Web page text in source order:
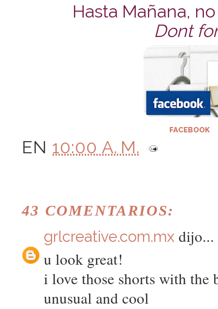
Hasta Mañana,
Dont
FACEBOOK
EN 10:00 A. M.
43 COMENTARIOS:
grlcreative.com.mx dijo...
u look great!
i love those shorts with the
unusual and cool